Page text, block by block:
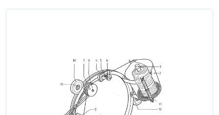
technologiczne
Producenci
Najpopularniejsi